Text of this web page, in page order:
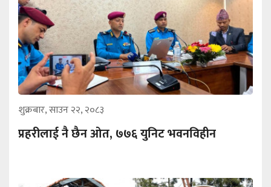
शुक्रबार, साउन २२, २०८३
प्रहरीलाई नै छैन ओत, ७७६ युनिट भवनविहीन